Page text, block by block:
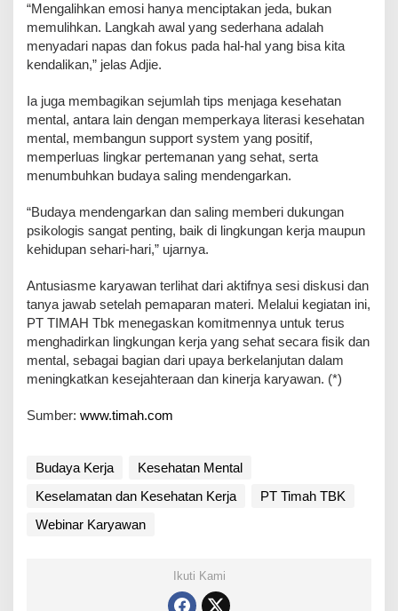
“Mengalihkan emosi hanya menciptakan jeda, bukan
memulihkan. Langkah awal yang sederhana adalah
menyadari napas dan fokus pada hal-hal yang bisa kita
kendalikan,” jelas Adjie.
Ia juga membagikan sejumlah tips menjaga kesehatan
mental, antara lain dengan memperkaya literasi kesehatan
mental, membangun support system yang positif,
memperluas lingkar pertemanan yang sehat, serta
menumbuhkan budaya saling mendengarkan.
“Budaya mendengarkan dan saling memberi dukungan
psikologis sangat penting, baik di lingkungan kerja maupun
kehidupan sehari-hari,” ujarnya.
Antusiasme karyawan terlihat dari aktifnya sesi diskusi dan
tanya jawab setelah pemaparan materi. Melalui kegiatan ini,
PT TIMAH Tbk menegaskan komitmennya untuk terus
menghadirkan lingkungan kerja yang sehat secara fisik dan
mental, sebagai bagian dari upaya berkelanjutan dalam
meningkatkan kesejahteraan dan kinerja karyawan. (*)
Sumber: www.timah.com
Budaya Kerja
Kesehatan Mental
Keselamatan dan Kesehatan Kerja
PT Timah TBK
Webinar Karyawan
Ikuti Kami